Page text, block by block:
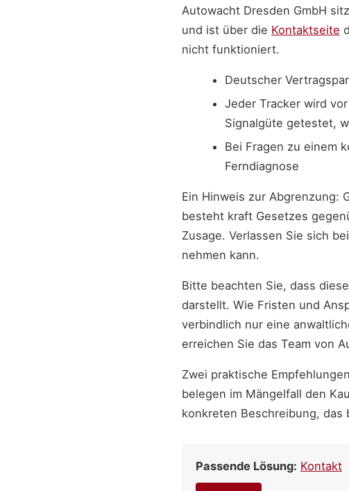
Autowacht Dresden GmbH
und ist über die Kontaktseite
nicht funktioniert.
Deutscher
Jeder Tracker wird
Signalgüte getestet,
Bei Fragen zu einem
Ferndiagnose
Ein Hinweis zur Abgrenzung:
besteht kraft Gesetzes
Zusage. Verlassen Sie sich
nehmen kann.
Bitte beachten Sie, dass
darstellt. Wie Fristen und
verbindlich nur eine
erreichen Sie das Team von
Zwei praktische
belegen im Mängelfall den
konkreten Beschreibung,
Passende Lösung: Kontakt